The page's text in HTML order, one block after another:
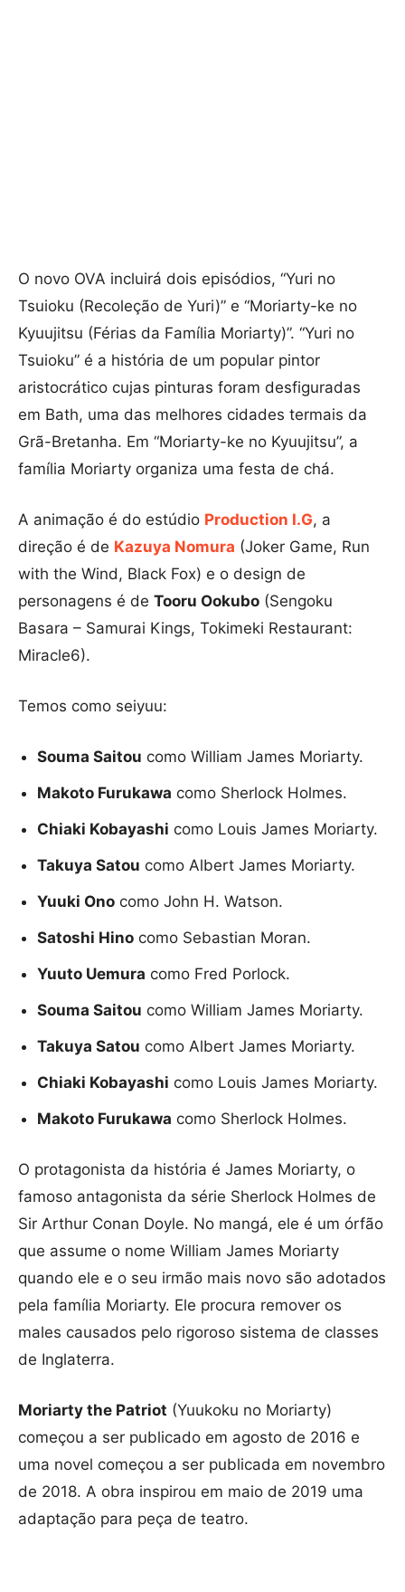
O novo OVA incluirá dois episódios, “Yuri no
Tsuioku (Recoleção de Yuri)” e “Moriarty-ke no
Kyuujitsu (Férias da Família Moriarty)”. “Yuri no
Tsuioku” é a história de um popular pintor
aristocrático cujas pinturas foram desfiguradas
em Bath, uma das melhores cidades termais da
Grã-Bretanha. Em “Moriarty-ke no Kyuujitsu”, a
família Moriarty organiza uma festa de chá.
A animação é do estúdio Production I.G, a
direção é de Kazuya Nomura (Joker Game, Run
with the Wind, Black Fox) e o design de
personagens é de Tooru Ookubo (Sengoku
Basara – Samurai Kings, Tokimeki Restaurant:
Miracle6).
Temos como seiyuu:
Souma Saitou como William James Moriarty.
Makoto Furukawa como Sherlock Holmes.
Chiaki Kobayashi como Louis James Moriarty.
Takuya Satou como Albert James Moriarty.
Yuuki Ono como John H. Watson.
Satoshi Hino como Sebastian Moran.
Yuuto Uemura como Fred Porlock.
Souma Saitou como William James Moriarty.
Takuya Satou como Albert James Moriarty.
Chiaki Kobayashi como Louis James Moriarty.
Makoto Furukawa como Sherlock Holmes.
O protagonista da história é James Moriarty, o
famoso antagonista da série Sherlock Holmes de
Sir Arthur Conan Doyle. No mangá, ele é um órfão
que assume o nome William James Moriarty
quando ele e o seu irmão mais novo são adotados
pela família Moriarty. Ele procura remover os
males causados pelo rigoroso sistema de classes
de Inglaterra.
Moriarty the Patriot (Yuukoku no Moriarty)
começou a ser publicado em agosto de 2016 e
uma novel começou a ser publicada em novembro
de 2018. A obra inspirou em maio de 2019 uma
adaptação para peça de teatro.